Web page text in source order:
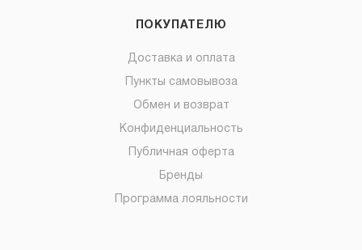
ПОКУПАТЕЛЮ
Доставка и оплата
Пункты самовывоза
Обмен и возврат
Конфиденциальность
Публичная оферта
Бренды
Программа лояльности